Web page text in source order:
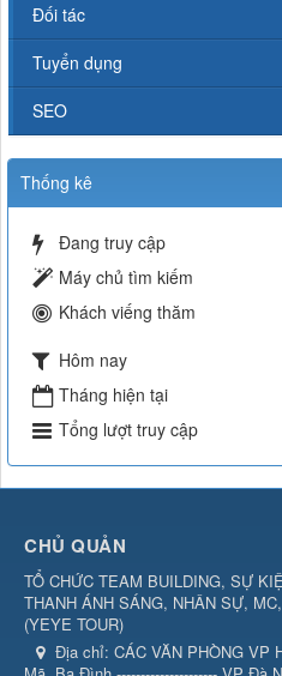
Đối tác
Tuyển dụng
SEO
Thống kê
Đang truy cập
Máy chủ tìm kiếm
Khách viếng thăm
Hôm nay
Tháng hiện tại
Tổng lượt truy cập
CHỦ QUẢN
TỔ CHỨC TEAM BUILDING, SỰ
THANH ÁNH SÁNG, NHÂN SỰ,
(YEYE TOUR)
Địa chỉ: CÁC VĂN PHÒNG VP